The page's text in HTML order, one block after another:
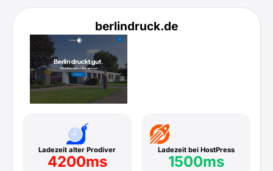
berlindruck.de
Ladezeit alter Prodiver
4200ms
Ladezeit bei HostPress
1500ms